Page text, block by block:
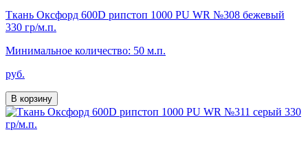
Ткань Оксфорд 600D рипстоп 1000 PU WR №308 бежевый
330 гр/м.п.
Минимальное количество: 50 м.п.
руб.
В корзину